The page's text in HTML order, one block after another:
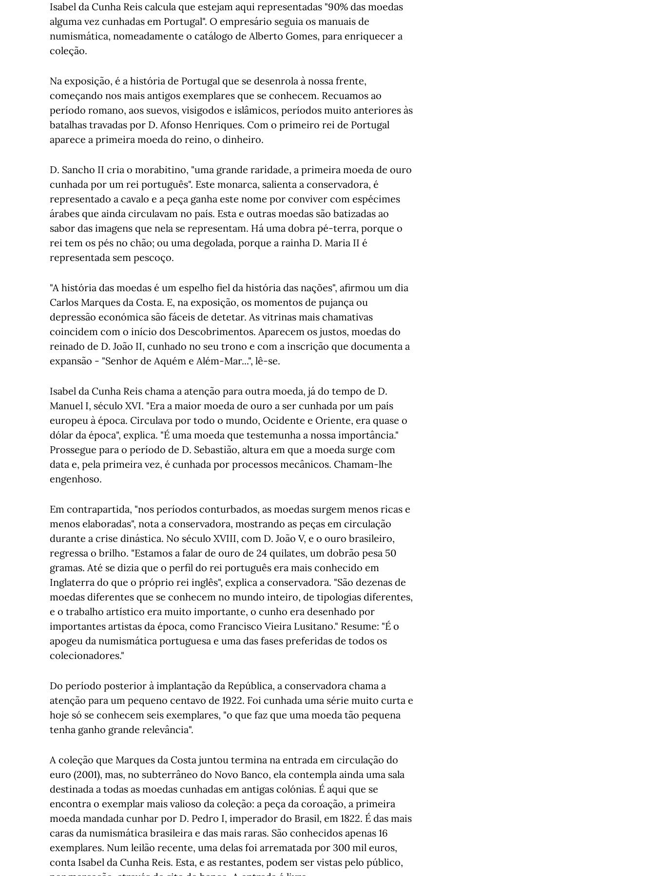
Isabel da Cunha Reis calcula que estejam aqui representadas "90% das moedas
alguma vez cunhadas em Portugal". O empresário seguia os manuais de
numismática, nomeadamente o catálogo de Alberto Gomes, para enriquecer a
coleção.
Na exposição, é a história de Portugal que se desenrola à nossa frente,
começando nos mais antigos exemplares que se conhecem. Recuamos ao
período romano, aos suevos, visigodos e islâmicos, períodos muito anteriores às
batalhas travadas por D. Afonso Henriques. Com o primeiro rei de Portugal
aparece a primeira moeda do reino, o dinheiro.
D. Sancho II cria o morabitino, "uma grande raridade, a primeira moeda de ouro
cunhada por um rei português". Este monarca, salienta a conservadora, é
representado a cavalo e a peça ganha este nome por conviver com espécimes
árabes que ainda circulavam no país. Esta e outras moedas são batizadas ao
sabor das imagens que nela se representam. Há uma dobra pé-terra, porque o
rei tem os pés no chão; ou uma degolada, porque a rainha D. Maria II é
representada sem pescoço.
"A história das moedas é um espelho fiel da história das nações", afirmou um dia
Carlos Marques da Costa. E, na exposição, os momentos de pujança ou
depressão económica são fáceis de detetar. As vitrinas mais chamativas
coincidem com o início dos Descobrimentos. Aparecem os justos, moedas do
reinado de D. João II, cunhado no seu trono e com a inscrição que documenta a
expansão - "Senhor de Aquém e Além-Mar...", lê-se.
Isabel da Cunha Reis chama a atenção para outra moeda, já do tempo de D.
Manuel I, século XVI. "Era a maior moeda de ouro a ser cunhada por um país
europeu à época. Circulava por todo o mundo, Ocidente e Oriente, era quase o
dólar da época", explica. "É uma moeda que testemunha a nossa importância."
Prossegue para o período de D. Sebastião, altura em que a moeda surge com
data e, pela primeira vez, é cunhada por processos mecânicos. Chamam-lhe
engenhoso.
Em contrapartida, "nos períodos conturbados, as moedas surgem menos ricas e
menos elaboradas", nota a conservadora, mostrando as peças em circulação
durante a crise dinástica. No século XVIII, com D. João V, e o ouro brasileiro,
regressa o brilho. "Estamos a falar de ouro de 24 quilates, um dobrão pesa 50
gramas. Até se dizia que o perfil do rei português era mais conhecido em
Inglaterra do que o próprio rei inglês", explica a conservadora. "São dezenas de
moedas diferentes que se conhecem no mundo inteiro, de tipologias diferentes,
e o trabalho artístico era muito importante, o cunho era desenhado por
importantes artistas da época, como Francisco Vieira Lusitano." Resume: "É o
apogeu da numismática portuguesa e uma das fases preferidas de todos os
colecionadores."
Do período posterior à implantação da República, a conservadora chama a
atenção para um pequeno centavo de 1922. Foi cunhada uma série muito curta e
hoje só se conhecem seis exemplares, "o que faz que uma moeda tão pequena
tenha ganho grande relevância".
A coleção que Marques da Costa juntou termina na entrada em circulação do
euro (2001), mas, no subterrâneo do Novo Banco, ela contempla ainda uma sala
destinada a todas as moedas cunhadas em antigas colónias. É aqui que se
encontra o exemplar mais valioso da coleção: a peça da coroação, a primeira
moeda mandada cunhar por D. Pedro I, imperador do Brasil, em 1822. É das mais
caras da numismática brasileira e das mais raras. São conhecidos apenas 16
exemplares. Num leilão recente, uma delas foi arrematada por 300 mil euros,
conta Isabel da Cunha Reis. Esta, e as restantes, podem ser vistas pelo público,